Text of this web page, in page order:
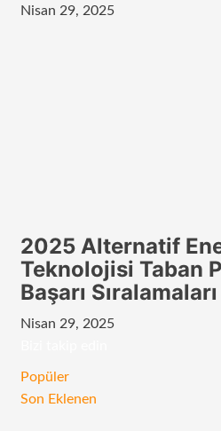
Nisan 29, 2025
2025 Alternatif
Teknolojisi Taban
Başarı
Nisan 29, 2025
Popüler
Son Eklenen